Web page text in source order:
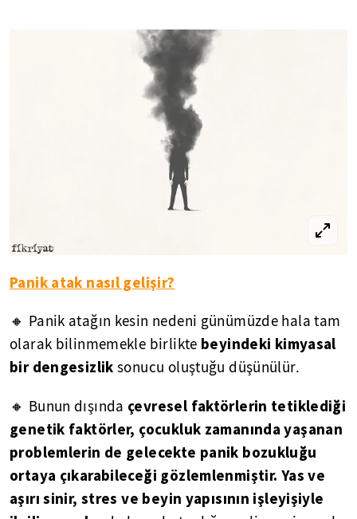
Panik atak nasıl gelişir?
🔸 Panik atağın kesin nedeni günümüzde hala tam
olarak bilinmemekle birlikte beyindeki kimyasal
bir dengesizliksonucu oluştuğu düşünülür.
🔸 Bunun dışında çevresel faktörlerin tetiklediği
genetik faktörler, çocukluk zamanında yaşanan
problemlerin de gelecekte panik bozukluğu
ortaya çıkarabileceği gözlemlenmiştir. Yas ve
aşırı sinir, stres ve beyin yapısının işleyişiyle